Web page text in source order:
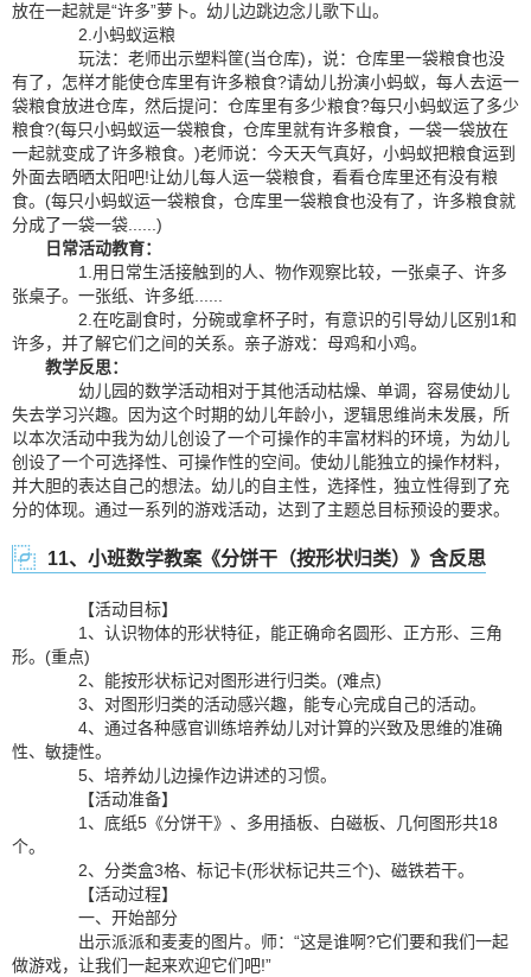
放在一起就是“许多”萝卜。幼儿边跳边念儿歌下山。
2.小蚂蚁运粮
玩法：老师出示塑料筐(当仓库)，说：仓库里一袋粮食也没
有了，怎样才能使仓库里有许多粮食?请幼儿扮演小蚂蚁，每人去运一
袋粮食放进仓库，然后提问：仓库里有多少粮食?每只小蚂蚁运了多少
粮食?(每只小蚂蚁运一袋粮食，仓库里就有许多粮食，一袋一袋放在
一起就变成了许多粮食。)老师说：今天天气真好，小蚂蚁把粮食运到
外面去晒晒太阳吧!让幼儿每人运一袋粮食，看看仓库里还有没有粮
食。(每只小蚂蚁运一袋粮食，仓库里一袋粮食也没有了，许多粮食就
分成了一袋一袋......)
日常活动教育：
1.用日常生活接触到的人、物作观察比较，一张桌子、许多
张桌子。一张纸、许多纸......
2.在吃副食时，分碗或拿杯子时，有意识的引导幼儿区别1和
许多，并了解它们之间的关系。亲子游戏：母鸡和小鸡。
教学反思：
幼儿园的数学活动相对于其他活动枯燥、单调，容易使幼儿
失去学习兴趣。因为这个时期的幼儿年龄小，逻辑思维尚未发展，所
以本次活动中我为幼儿创设了一个可操作的丰富材料的环境，为幼儿
创设了一个可选择性、可操作性的空间。使幼儿能独立的操作材料，
并大胆的表达自己的想法。幼儿的自主性，选择性，独立性得到了充
分的体现。通过一系列的游戏活动，达到了主题总目标预设的要求。
11、小班数学教案《分饼干（按形状归类）》含反思
【活动目标】
1、认识物体的形状特征，能正确命名圆形、正方形、三角
形。(重点)
2、能按形状标记对图形进行归类。(难点)
3、对图形归类的活动感兴趣，能专心完成自己的活动。
4、通过各种感官训练培养幼儿对计算的兴致及思维的准确
性、敏捷性。
5、培养幼儿边操作边讲述的习惯。
【活动准备】
1、底纸5《分饼干》、多用插板、白磁板、几何图形共18
个。
2、分类盒3格、标记卡(形状标记共三个)、磁铁若干。
【活动过程】
一、开始部分
出示派派和麦麦的图片。师：“这是谁啊?它们要和我们一起
做游戏，让我们一起来欢迎它们吧!”